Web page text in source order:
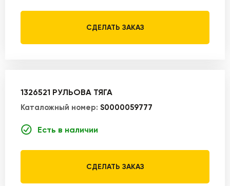
СДЕЛАТЬ ЗАКАЗ
1326521 РУЛЬОВА ТЯГА
Каталожный номер: S0000059777
Есть в наличии
СДЕЛАТЬ ЗАКАЗ